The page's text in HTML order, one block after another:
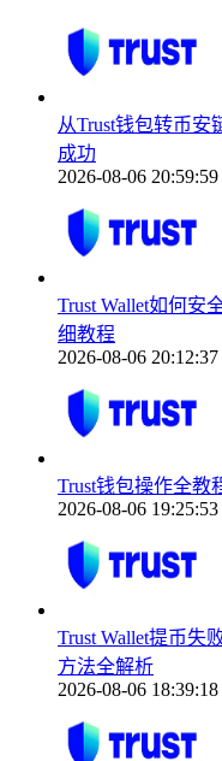
从Trust钱包转币安
成功
2026-08-06 20:59:59
Trust Wallet如何安
细教程
2026-08-06 20:12:37
Trust钱包操作全教
2026-08-06 19:25:53
Trust Wallet提币失
方法全解析
2026-08-06 18:39:18